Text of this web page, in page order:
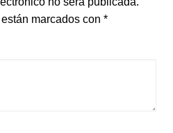
marcados con *